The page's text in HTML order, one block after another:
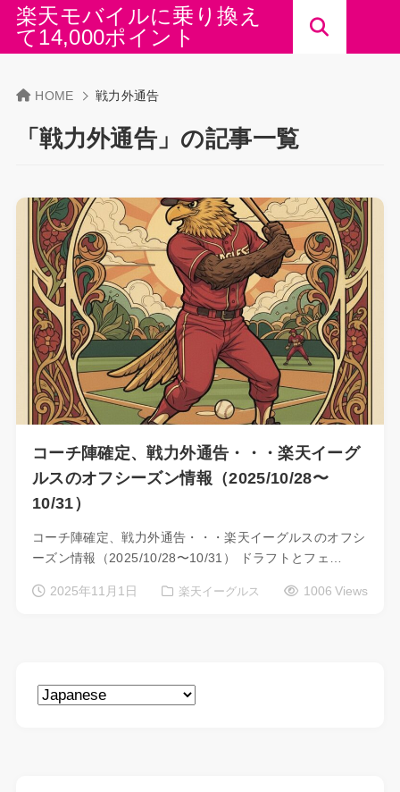
楽天モバイルに乗り換え
て14,000ポイント
HOME 戦力外通告
「戦力外通告」の記事一覧
コーチ陣確定、戦力外通告・・・楽天イーグ
ルスのオフシーズン情報（2025/10/28〜
10/31）
コーチ陣確定、戦力外通告・・・楽天イーグルスのオフシ
ーズン情報（2025/10/28〜10/31） ドラフトとフェ…
2025年11月1日 楽天イーグルス 1006 Views